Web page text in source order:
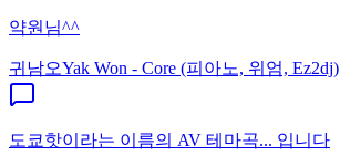
약원님^^
귀남오Yak Won - Core (피아노, 위엄, Ez2dj)
도쿄핫이라는 이름의 AV 테마곡... 입니다